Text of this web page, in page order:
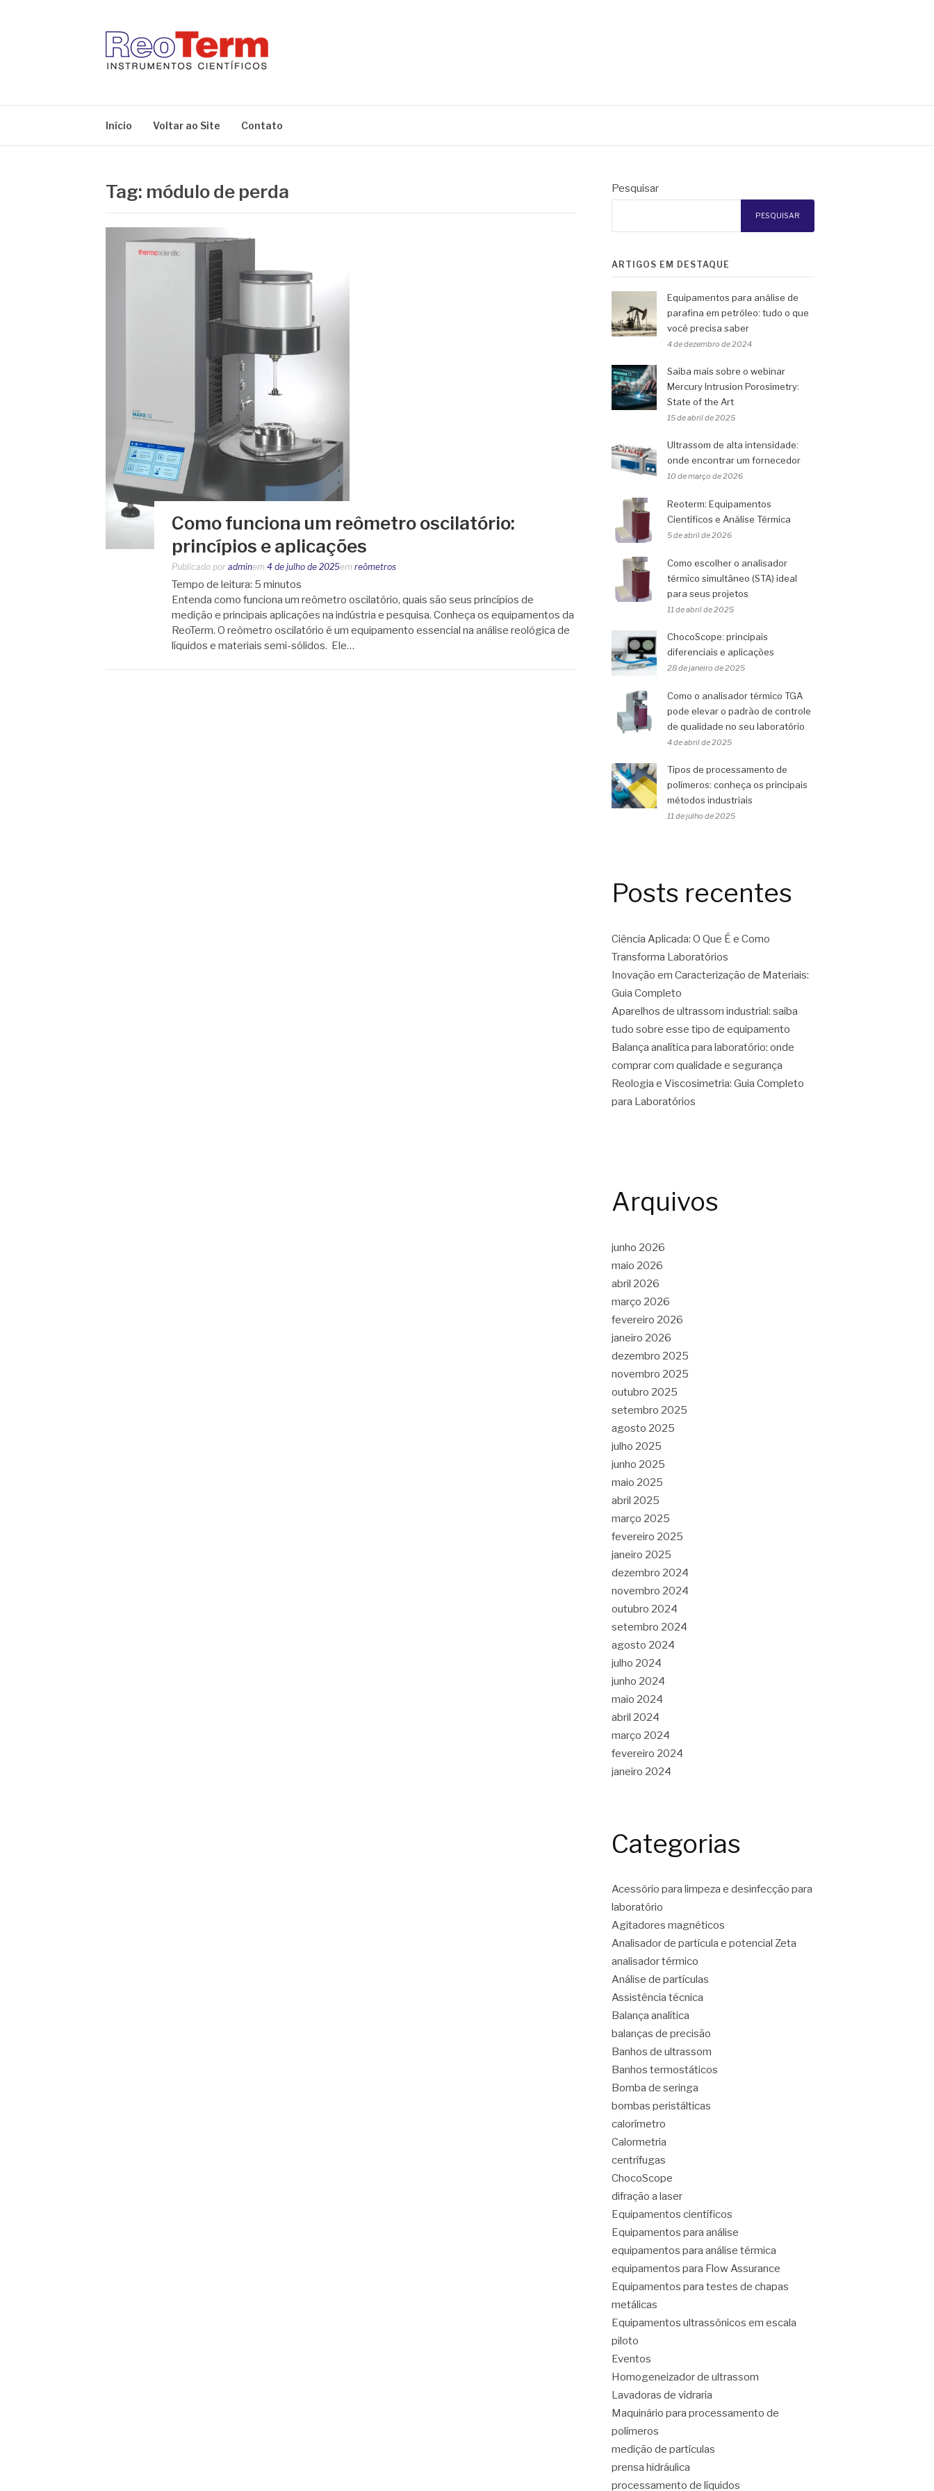
Início Voltar ao Site Contato
Tag: módulo de perda
Como funciona um reômetro oscilatório:
princípios e aplicações
Publicado por adminem 4 de julho de 2025em reômetros
Tempo de leitura: 5 minutos
Entenda como funciona um reômetro oscilatório, quais são seus princípios de
medição e principais aplicações na indústria e pesquisa. Conheça os equipamentos da
ReoTerm. O reômetro oscilatório é um equipamento essencial na análise reológica de
líquidos e materiais semi-sólidos. Ele…
Pesquisar
PESQUISAR
ARTIGOS EM DESTAQUE
Equipamentos para análise de
parafina em petróleo: tudo o que
você precisa saber
4 de dezembro de 2024
Saiba mais sobre o webinar
Mercury Intrusion Porosimetry:
State of the Art
15 de abril de 2025
Ultrassom de alta intensidade:
onde encontrar um fornecedor
10 de março de 2026
Reoterm: Equipamentos
Científicos e Análise Térmica
5 de abril de 2026
Como escolher o analisador
térmico simultâneo (STA) ideal
para seus projetos
11 de abril de 2025
ChocoScope: principais
diferenciais e aplicações
28 de janeiro de 2025
Como o analisador térmico TGA
pode elevar o padrão de controle
de qualidade no seu laboratório
4 de abril de 2025
Tipos de processamento de
polímeros: conheça os principais
métodos industriais
11 de julho de 2025
Posts recentes
Ciência Aplicada: O Que É e Como
Transforma Laboratórios
Inovação em Caracterização de Materiais:
Guia Completo
Aparelhos de ultrassom industrial: saiba
tudo sobre esse tipo de equipamento
Balança analítica para laboratório: onde
comprar com qualidade e segurança
Reologia e Viscosimetria: Guia Completo
para Laboratórios
Arquivos
junho 2026
maio 2026
abril 2026
março 2026
fevereiro 2026
janeiro 2026
dezembro 2025
novembro 2025
outubro 2025
setembro 2025
agosto 2025
julho 2025
junho 2025
maio 2025
abril 2025
março 2025
fevereiro 2025
janeiro 2025
dezembro 2024
novembro 2024
outubro 2024
setembro 2024
agosto 2024
julho 2024
junho 2024
maio 2024
abril 2024
março 2024
fevereiro 2024
janeiro 2024
Categorias
Acessório para limpeza e desinfecção para
laboratório
Agitadores magnéticos
Analisador de partícula e potencial Zeta
analisador térmico
Análise de partículas
Assistência técnica
Balança analítica
balanças de precisão
Banhos de ultrassom
Banhos termostáticos
Bomba de seringa
bombas peristálticas
calorímetro
Calormetria
centrífugas
ChocoScope
difração a laser
Equipamentos científicos
Equipamentos para análise
equipamentos para análise térmica
equipamentos para Flow Assurance
Equipamentos para testes de chapas
metálicas
Equipamentos ultrassônicos em escala
piloto
Eventos
Homogeneizador de ultrassom
Lavadoras de vidraria
Maquinário para processamento de
polímeros
medição de partículas
prensa hidráulica
processamento de líquidos